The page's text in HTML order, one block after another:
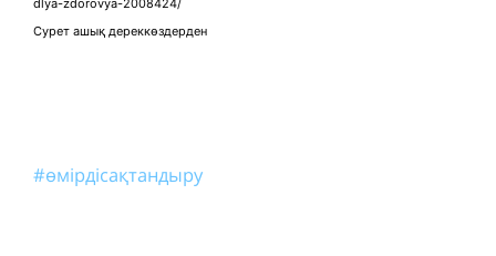
dlya-zdorovya-2008424/
Сурет ашық дереккөздерден
#өмірдісақтандыру